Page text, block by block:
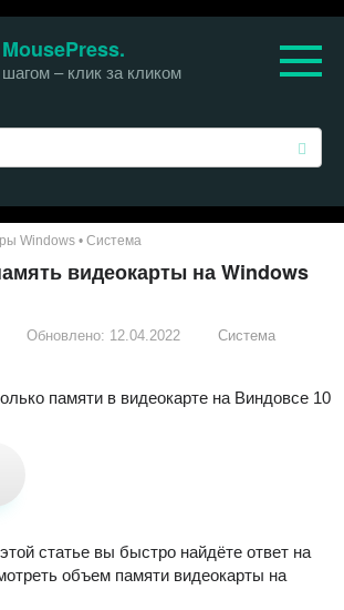
MousePress.
– клик за кликом
о
с
Windows • Система
видеокарты на Windows
Обновлено: 12.04.2022
Система
статье вы быстро найдёте ответ на
объем памяти видеокарты на